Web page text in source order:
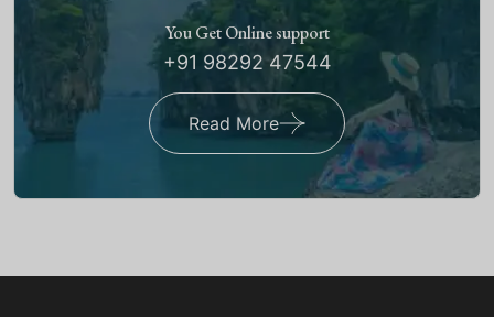
You Get Online support
+91 98292 47544
Read More